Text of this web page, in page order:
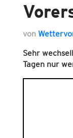
von
Sehr
Tagen nur